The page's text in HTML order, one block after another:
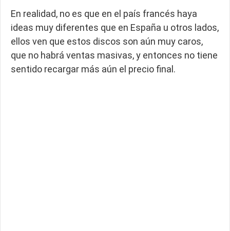
En realidad, no es que en el país francés haya
ideas muy diferentes que en España u otros lados,
ellos ven que estos discos son aún muy caros,
que no habrá ventas masivas, y entonces no tiene
sentido recargar más aún el precio final.